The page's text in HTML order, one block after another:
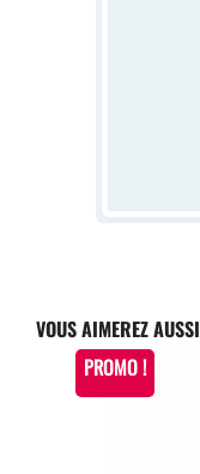
VOUS AIMEREZ AUSSI
PROMO !